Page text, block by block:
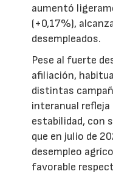
aumentó
(+0,17%),
desempleados.
Pese al fuerte
afiliación,
distintas
interanual
estabilidad, con
que en julio de
desempleo
favorable